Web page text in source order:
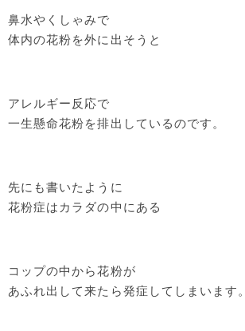
鼻水やくしゃみで
体内の花粉を外に出そうと
アレルギー反応で
一生懸命花粉を排出しているのです。
先にも書いたように
花粉症はカラダの中にある
コップの中から花粉が
あふれ出して来たら発症してしまいます。